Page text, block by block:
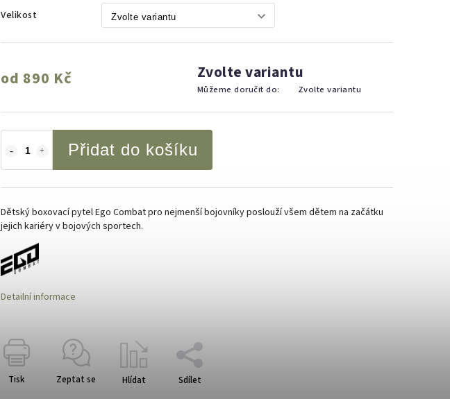
Velikost
od 890 Kč Zvolte variantu
Můžeme doručit do: Zvolte variantu
Přidat do košíku
Dětský boxovací pytel Ego Combat pro nejmenší bojovníky poslouží všem dětem na začátku
jejich kariéry v bojových sportech.
Detailní informace
Tisk Zeptat se Hlídat Sdílet